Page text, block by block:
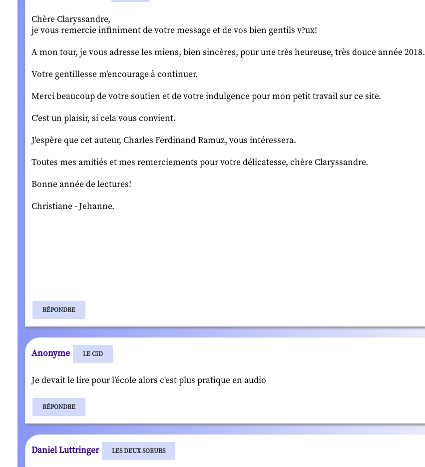
Chère Claryssandre,
je vous remercie infiniment de votre message et de vos bien gentils v?ux!
A mon tour, je vous adresse les miens, bien sincères, pour une très heureuse, très douce année 2018.
Votre gentillesse m'encourage à continuer.
Merci beaucoup de votre soutien et de votre indulgence pour mon petit travail sur ce site.
C'est un plaisir, si cela vous convient.
J'espère que cet auteur, Charles Ferdinand Ramuz, vous intéressera.
Toutes mes amitiés et mes remerciements pour votre délicatesse, chère Claryssandre.
Bonne année de lectures!
Christiane - Jehanne.
RÉPONDRE
Anonyme LE CID
Je devait le lire pour l'école alors c'est plus pratique en audio
RÉPONDRE
Daniel Luttringer LES DEUX SOEURS